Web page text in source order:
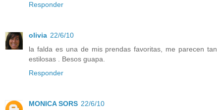
Responder
olivia 22/6/10
la falda es una de mis prendas favoritas, me parecen tan
estilosas . Besos guapa.
Responder
MONICA SORS 22/6/10